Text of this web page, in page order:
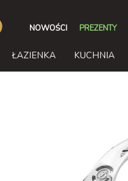
NOWOŚCI PREZENTY
ŁAZIENKA KUCHNIA